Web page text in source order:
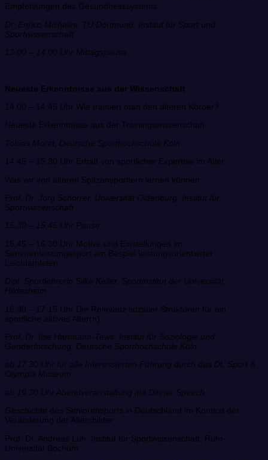
Empfehlungen des Gesundheitssystems
Dr. Enrico Michelini, TU Dortmund, Institut für Sport und
Sportwissenschaft
13.00 – 14.00 Uhr Mittagspause
Neueste Erkenntnisse aus der Wissenschaft
14.00 – 14.45 Uhr Wie trainiert man den älteren Körper?
Neueste Erkenntnisse aus der Trainingswissenschaft
Tobias Morat, Deutsche Sporthochschule Köln
14.45 – 15.30 Uhr Erhalt von sportlicher Expertise im Alter:
Was wir von älteren Spitzensportlern lernen können
Prof. Dr. Jörg Schorrer, Universität Oldenburg, Institut für
Sportwissenschaft
15.30 – 15.45 Uhr Pause
15.45 – 16.30 Uhr Motive und Einstellungen im
Seniorenleistungssport am Bespiel leistungsorientierter
Leichtathleten
Dipl. Sportlehrerin Silke Keller, Sportinstitut der Universität
Hildesheim
16.30 – 17.15 Uhr Die Relevanz sozialer Strukturen für ein
sportliche aktives Alter(n)
Prof. Dr. Ilse Hartmann-Tews, Institut für Soziologie und
Genderforschung, Deutsche Sporthochschule Köln
ab 17.30 Uhr für alle Interessierten Führung durch das Dt. Sport &
Olympia Museum
ab 19.30 Uhr Abendveranstaltung mit Dinner Speech
Geschichte des Seniorensports in Deutschland im Kontext der
Veränderung der Altersbilder
Prof. Dr. Andreas Luh, Institut für Sportwissenschaft, Ruhr-
Universität Bochum